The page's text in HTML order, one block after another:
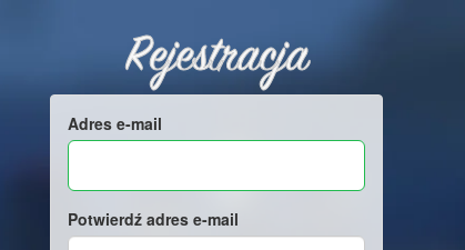
Rejestracja
Adres e-mail
Potwierdź adres e-mail